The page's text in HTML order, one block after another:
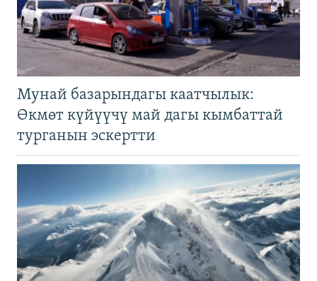
Мунай базарындагы каатчылык:
Өкмөт күйүүчү май дагы кымбаттай
турганын эскертти